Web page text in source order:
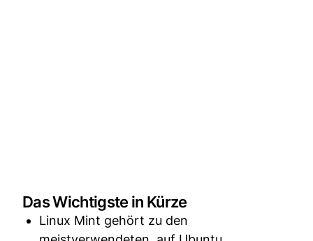
Das Wichtigste in Kürze
Linux Mint gehört zu den